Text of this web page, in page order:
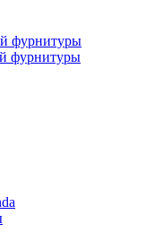
фурнитуры
фурнитуры